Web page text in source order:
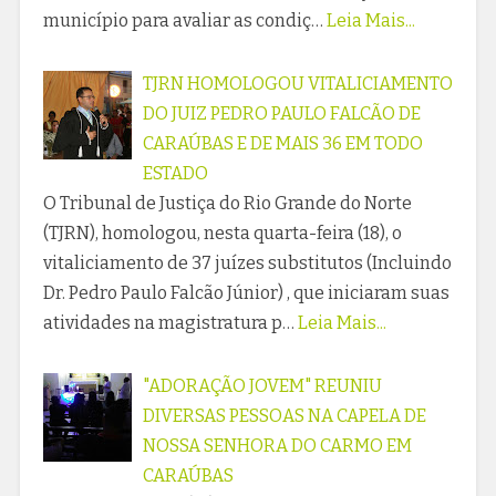
município para avaliar as condiç… Leia Mais...
TJRN HOMOLOGOU VITALICIAMENTO
DO JUIZ PEDRO PAULO FALCÃO DE
CARAÚBAS E DE MAIS 36 EM TODO
ESTADO
O Tribunal de Justiça do Rio Grande do Norte
(TJRN), homologou, nesta quarta-feira (18), o
vitaliciamento de 37 juízes substitutos (Incluindo
Dr. Pedro Paulo Falcão Júnior) , que iniciaram suas
atividades na magistratura p… Leia Mais...
"ADORAÇÃO JOVEM" REUNIU
DIVERSAS PESSOAS NA CAPELA DE
NOSSA SENHORA DO CARMO EM
CARAÚBAS